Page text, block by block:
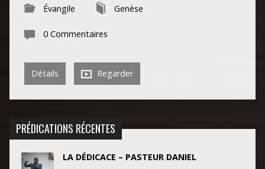
Évangile Genèse
0 Commentaires
Détails Regarder
PRÉDICATIONS RÉCENTES
LA DÉDICACE – PASTEUR DANIEL